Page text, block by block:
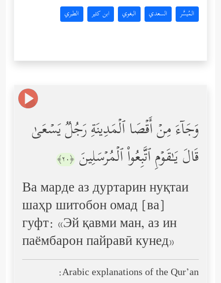
المُيسَّر السعدي البغوي ابن كثير الطبري
وَجَاۤءَ مِنۡ أَقۡصَا ٱلۡمَدِینَةِ رَجُلࣱ یَسۡعَىٰ
قَالَ یَـٰقَوۡمِ ٱتَّبِعُواْ ٱلۡمُرۡسَلِینَ ﴿٢٠﴾
Ва марде аз дуртарин нуқтаи
шаҳр шитобон омад [ва]
гуфт: «Эй қавми ман, аз ин
паёмбарон пайравӣ кунед»
Arabic explanations of the Qur’an: